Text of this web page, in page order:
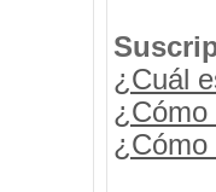
¿Cuál
¿Cómo
¿Cómo